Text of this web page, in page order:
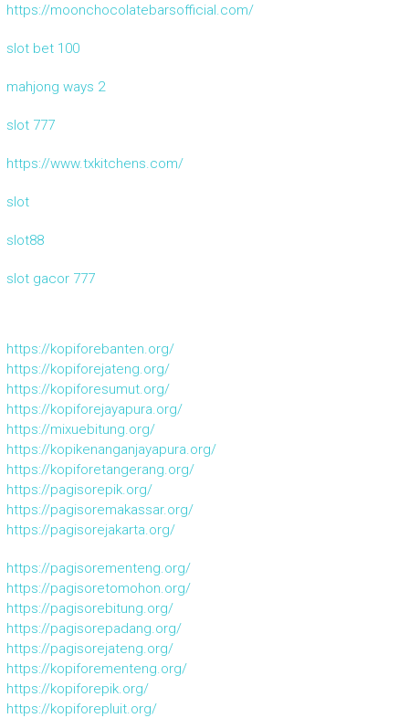
https://moonchocolatebarsofficial.com/
slot bet 100
mahjong ways 2
slot 777
https://www.txkitchens.com/
slot
slot88
slot gacor 777
https://kopiforebanten.org/
https://kopiforejateng.org/
https://kopiforesumut.org/
https://kopiforejayapura.org/
https://mixuebitung.org/
https://kopikenanganjayapura.org/
https://kopiforetangerang.org/
https://pagisorepik.org/
https://pagisoremakassar.org/
https://pagisorejakarta.org/
https://pagisorementeng.org/
https://pagisoretomohon.org/
https://pagisorebitung.org/
https://pagisorepadang.org/
https://pagisorejateng.org/
https://kopiforementeng.org/
https://kopiforepik.org/
https://kopiforepluit.org/